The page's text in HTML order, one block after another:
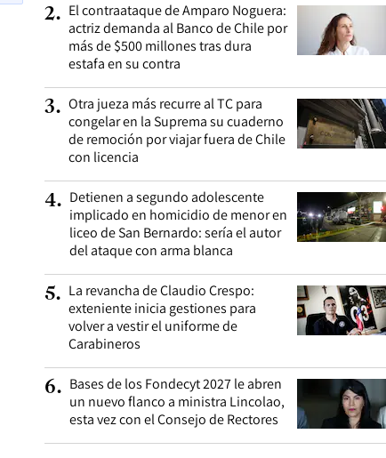
2. El contraataque de Amparo Noguera:
actriz demanda al Banco de Chile por
más de $500 millones tras dura
estafa en su contra
3. Otra jueza más recurre al TC para
congelar en la Suprema su cuaderno
de remoción por viajar fuera de Chile
con licencia
4. Detienen a segundo adolescente
implicado en homicidio de menor en
liceo de San Bernardo: sería el autor
del ataque con arma blanca
5. La revancha de Claudio Crespo:
exteniente inicia gestiones para
volver a vestir el uniforme de
Carabineros
6. Bases de los Fondecyt 2027 le abren
un nuevo flanco a ministra Lincolao,
esta vez con el Consejo de Rectores